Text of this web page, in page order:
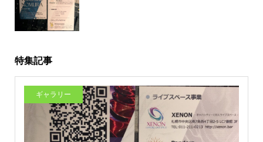
特集記事
ギャラリー